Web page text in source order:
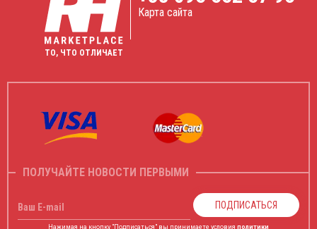
ТО, ЧТО ОТЛИЧАЕТ
Карта сайта
ПОЛУЧАЙТЕ НОВОСТИ ПЕРВЫМИ
Ваш E-mail ПОДПИСАТЬСЯ
Нажимая на кнопку "Подписаться" вы принимаете условия политики